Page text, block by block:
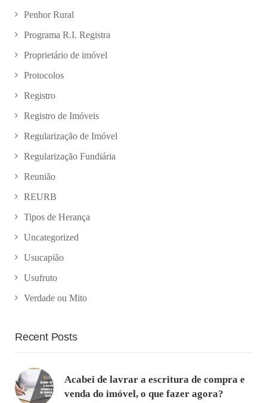
Penhor Rural
Programa R.I. Registra
Proprietário de imóvel
Protocolos
Registro
Registro de Imóveis
Regularização de Imóvel
Regularização Fundiária
Reunião
REURB
Tipos de Herança
Uncategorized
Usucapião
Usufruto
Verdade ou Mito
Recent Posts
Acabei de lavrar a escritura de compra e
venda do imóvel, o que fazer agora?